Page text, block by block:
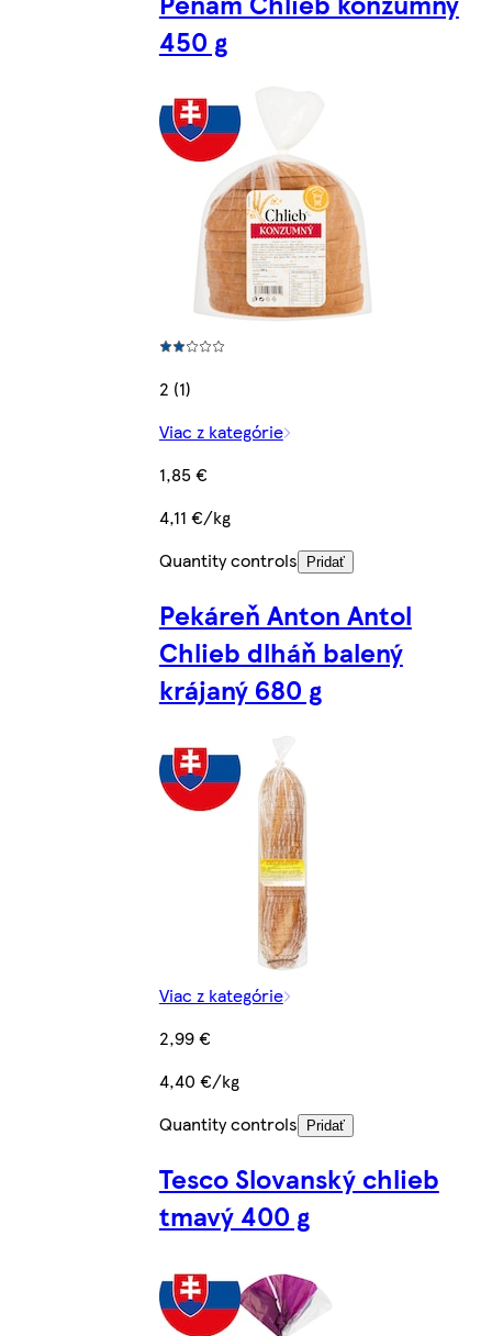
450 g
2 (1)
Viac z kategórie
1,85 €
4,11 €/kg
Quantity controls
Pridať
Pekáreň Anton Antol
Chlieb dlháň balený
krájaný 680 g
Viac z kategórie
2,99 €
4,40 €/kg
Quantity controls
Pridať
Tesco Slovanský chlieb
tmavý 400 g